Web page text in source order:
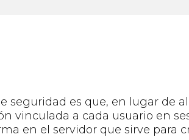
seguridad es que, en lugar de
vinculada a cada usuario en
en el servidor que sirve para